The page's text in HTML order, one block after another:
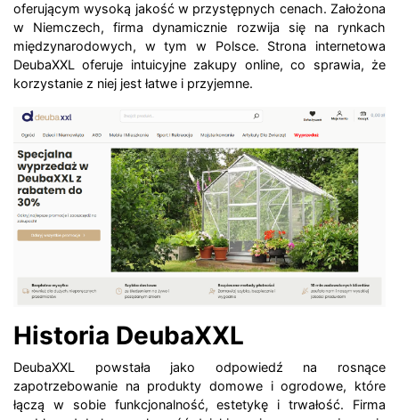
oferującym wysoką jakość w przystępnych cenach. Założona
w Niemczech, firma dynamicznie rozwija się na rynkach
międzynarodowych, w tym w Polsce. Strona internetowa
DeubaXXL oferuje intuicyjne zakupy online, co sprawia, że
korzystanie z niej jest łatwe i przyjemne.
Historia DeubaXXL
DeubaXXL powstała jako odpowiedź na rosnące
zapotrzebowanie na produkty domowe i ogrodowe, które
łączą w sobie funkcjonalność, estetykę i trwałość. Firma